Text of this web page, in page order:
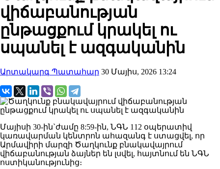
վիճաբանության
ընթացքում կրակել ու
սպանել է ազգականին
Արտակարգ Պատահար 30 Մայիս, 2026 13:24
Մայիսի 30-ին`ժամը 8:59-ին, ՆԳՆ 112 օպերատիվ
կառավարման կենտրոն ահազանգ է ստացվել, որ
Արմավիրի մարզի Ծաղկունք բնակավայրում
վիճաբանության ձայներ են լսվել, հայտնում են ՆԳՆ
ոստիկանությունից։